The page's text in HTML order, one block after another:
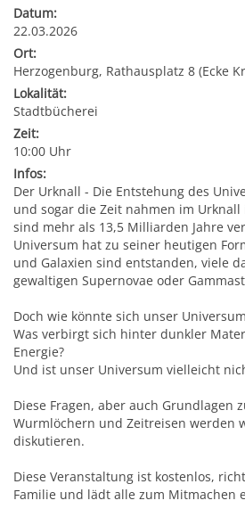
Amtstafel
Stadtnachrichten
Fotogalerien
Förderungen
Gebühren (Verordnungen)
Informationsfreiheit
Daten und Fakten
Jugend
Institutionen & Vereine
Freizeitmöglichkeiten
Bauen & Wohnen
Abfall & Umwelt
Mobilität & Verkehr
Veranstaltungskalender
Heurigenkalender
Sehenswertes
Gastronomie
Beherbergung
Kunst
Stadtgeschichte
Standortinformationen
Strategische Lage
Verkehr
Ausbildung und F&E
Wirtschaftsstruktur
Einkauf und Handel
Wohnstandort
Wirtschaftsservice
Job-Börse Herzogenburg
Datum:
22.03.2026
Ort:
Herzogenburg, Rathausplatz 8 (Ecke
Lokalität:
Stadtbücherei
Zeit:
10:00 Uhr
Infos:
Der Urknall - Die Entstehung des
und sogar die Zeit nahmen im
sind mehr als 13,5 Milliarden Jahre
Universum hat zu seiner heutigen
und Galaxien sind entstanden, viele
gewaltigen Supernovae oder
Doch wie könnte sich unser
Was verbirgt sich hinter dunkler
Energie?
Und ist unser Universum vielleicht
Diese Fragen, aber auch Grundlagen
Wurmlöchern und Zeitreisen werden
diskutieren.
Diese Veranstaltung ist kostenlos,
Familie und lädt alle zum Mitmachen